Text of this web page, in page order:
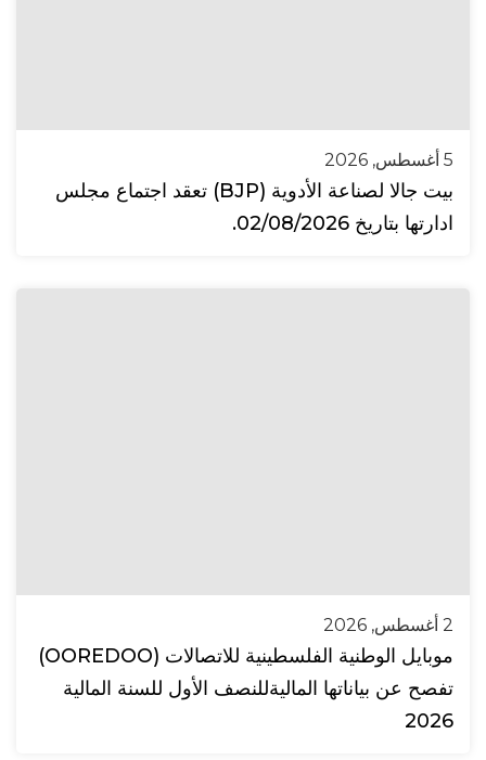
5 أغسطس, 2026
بيت جالا لصناعة الأدوية (BJP) تعقد اجتماع مجلس
ادارتها بتاريخ 02/08/2026.
2 أغسطس, 2026
موبايل الوطنية الفلسطينية للاتصالات (OOREDOO)
تفصح عن بياناتها الماليةللنصف الأول للسنة المالية
2026